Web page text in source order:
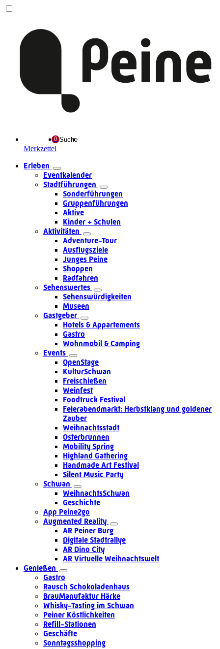
Merkzettel
Suche
Erleben
Eventkalender
Stadtführungen
Sonderführungen
Gruppenführungen
Aktive
Kinder + Schulen
Aktivitäten
Adventure-Tour
Ausflugsziele
Junges Peine
Shoppen
Radfahren
Sehenswertes
Sehenswürdigkeiten
Museen
Gastgeber
Hotels & Appartements
Gastro
Wohnmobil & Camping
Events
OpenStage
KulturSchwan
Freischießen
Weinfest
Foodtruck Festival
Feierabendmarkt: Herbstklang und goldener
Zauber
Weihnachtsstadt
Osterbrunnen
Mobility Spring
Highland Gathering
Handmade Art Festival
Silent Music Party
Schwan
WeihnachtsSchwan
Geschichte
App Peine2go
Augmented Reality
AR Peiner Burg
Digitale Stadtrallye
AR Dino City
AR Virtuelle Weihnachtswelt
Genießen
Gastro
Rausch Schokoladenhaus
BrauManufaktur Härke
Whisky-Tasting im Schwan
Peiner Köstlichkeiten
Refill-Stationen
Geschäfte
Sonntagsshopping